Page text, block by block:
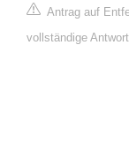
Antrag auf
vollständige